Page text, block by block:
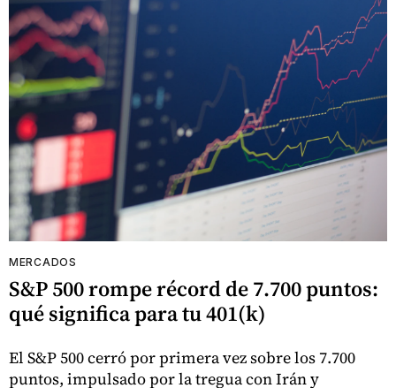
MERCADOS
S&P 500 rompe récord de 7.700 puntos:
qué significa para tu 401(k)
El S&P 500 cerró por primera vez sobre los 7.700
puntos, impulsado por la tregua con Irán y